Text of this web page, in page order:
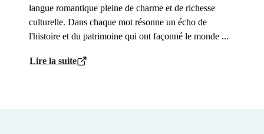
langue romantique pleine de charme et de richesse
culturelle. Dans chaque mot résonne un écho de
l'histoire et du patrimoine qui ont façonné le monde ...
Lire la suite